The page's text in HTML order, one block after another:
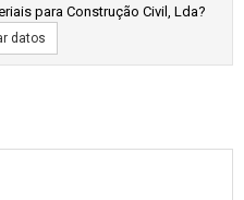
para Construção Civil, Lda?
datos